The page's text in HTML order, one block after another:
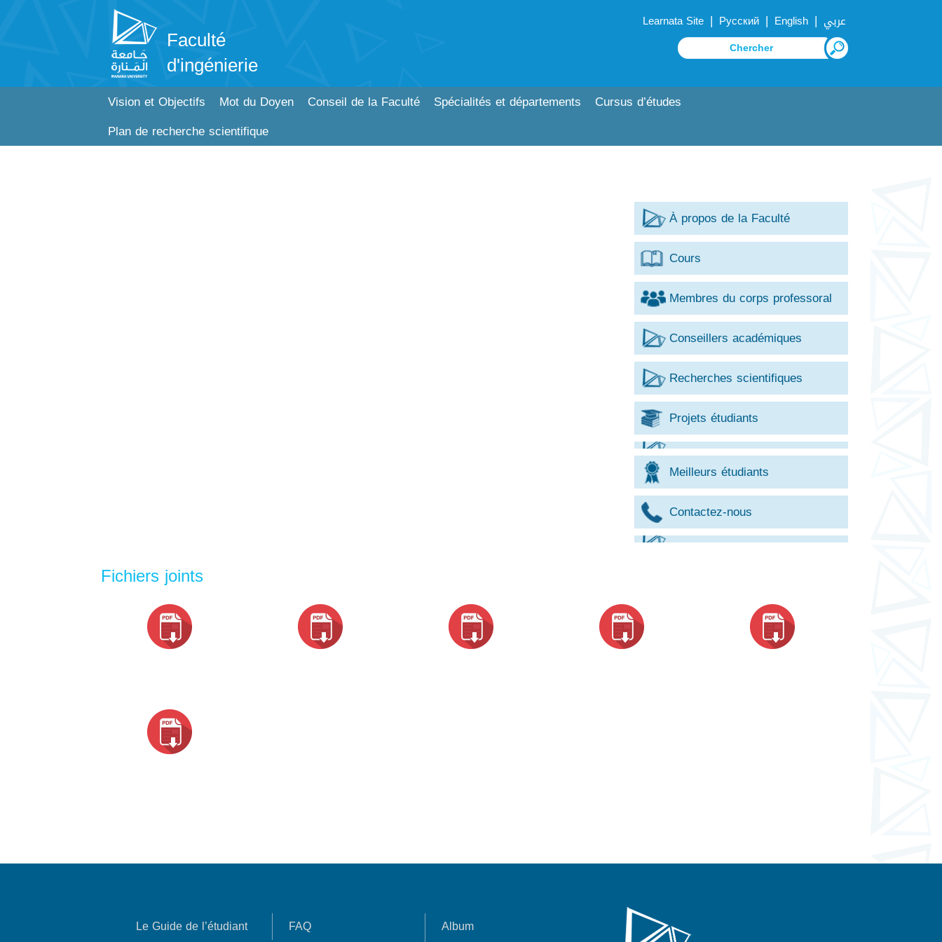
Faculté
d'ingénierie
Learnata Site | Русский | English | عربي
Vision et Objectifs Mot du Doyen Conseil de la Faculté Spécialités et départements
Cursus d’études
Plan de recherche scientifique
À propos de la Faculté
Cours
Membres du corps professoral
Conseillers académiques
Recherches scientifiques
Projets étudiants
Meilleurs étudiants
Contactez-nous
Fichiers joints
Le Guide de l’étudiant FAQ Album